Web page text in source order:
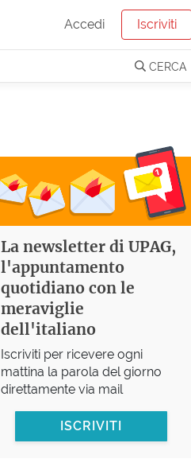
Accedi Iscriviti
CERCA
La newsletter di UPAG,
l'appuntamento
quotidiano con le
meraviglie
dell'italiano
Iscriviti per ricevere ogni
mattina la parola del giorno
direttamente via mail
ISCRIVITI